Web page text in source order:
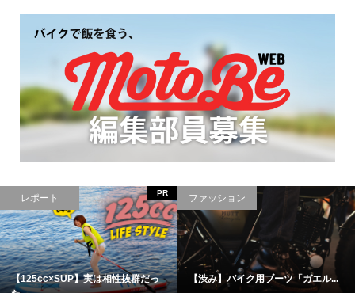
レポート
新車20万代で買えるGPX
PR ファッション
おしゃれなライダーは手元から！...